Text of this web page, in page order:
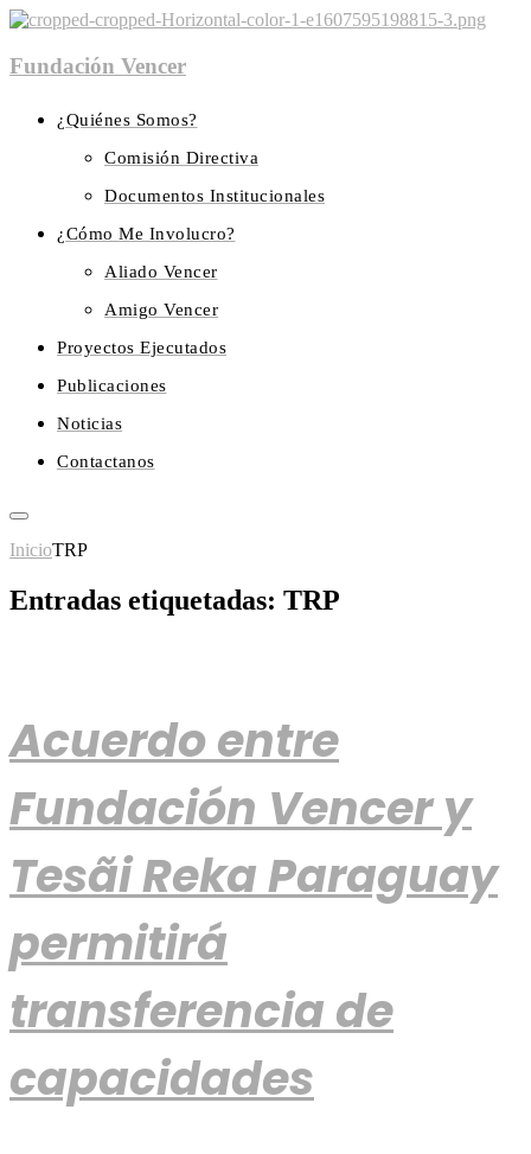
Fundación Vencer
¿Quiénes Somos?
Comisión Directiva
Documentos Institucionales
¿Cómo Me Involucro?
Aliado Vencer
Amigo Vencer
Proyectos Ejecutados
Publicaciones
Noticias
Contactanos
InicioTRP
Entradas etiquetadas: TRP
Acuerdo entre
Fundación Vencer y
Tesãi Reka Paraguay
permitirá
transferencia de
capacidades